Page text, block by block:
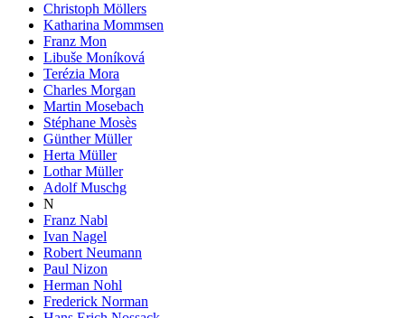
Christoph Möllers
Katharina Mommsen
Franz Mon
Libuše Moníková
Terézia Mora
Charles Morgan
Martin Mosebach
Stéphane Mosès
Günther Müller
Herta Müller
Lothar Müller
Adolf Muschg
N
Franz Nabl
Ivan Nagel
Robert Neumann
Paul Nizon
Herman Nohl
Frederick Norman